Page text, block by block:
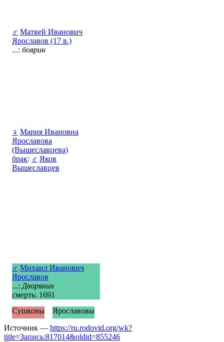
♂ Матвей Иванович
Ярославов (17 в.)
...: боярин
♀ Мария Ивановна
Ярославова
(Вышеславцева)
брак: ♂ Яков
Вышеславцев
♂ Михаил Иванович
Ярославов
...: Дворянин
смерть: 1691
Сушковы
Ярославовы
Источник — https://ru.rodovid.org/wk?
title=Запись:817014&oldid=855246